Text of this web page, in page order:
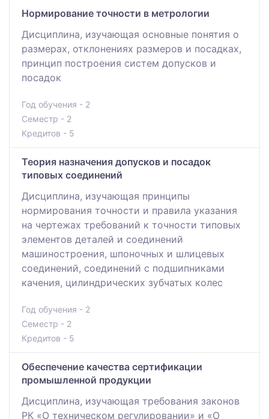
Нормирование точности в метрологии
Дисциплина, изучающая основные понятия о
размерах, отклонениях размеров и посадках,
принцип построения систем допусков и
посадок
Год обучения - 2
Семестр - 2
Кредитов - 5
Теория назначения допусков и посадок
типовых соединений
Дисциплина, изучающая принципы
нормирования точности и правила указания
на чертежах требований к точности типовых
элементов деталей и соединений
машиностроения, шпоночных и шлицевых
соединений, соединений с подшипниками
качения, цилиндрических зубчатых колес
Год обучения - 2
Семестр - 2
Кредитов - 5
Обеспечение качества сертификации
промышленной продукции
Дисциплина, изучающая требования законов
РК «О техническом регулировании» и «О